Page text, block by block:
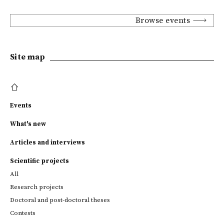
Browse events
Site map
Events
What's new
Articles and interviews
Scientific projects
All
Research projects
Doctoral and post-doctoral theses
Contests